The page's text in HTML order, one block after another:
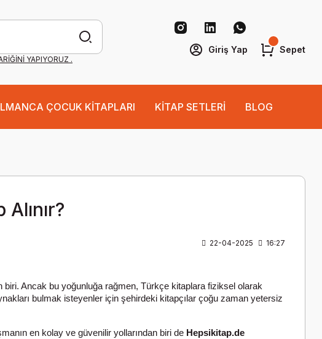
YAPIYORUZ .
Giriş Yap Sepet
ÇOCUK KİTAPLARI KİTAP SETLERİ BLOG
22-04-2025 16:27
biri. Ancak bu yoğunluğa rağmen, Türkçe kitaplara fiziksel olarak
bulmak isteyenler için şehirdeki kitapçılar çoğu zaman yetersiz
en kolay ve güvenilir yollarından biri de Hepsikitap.de